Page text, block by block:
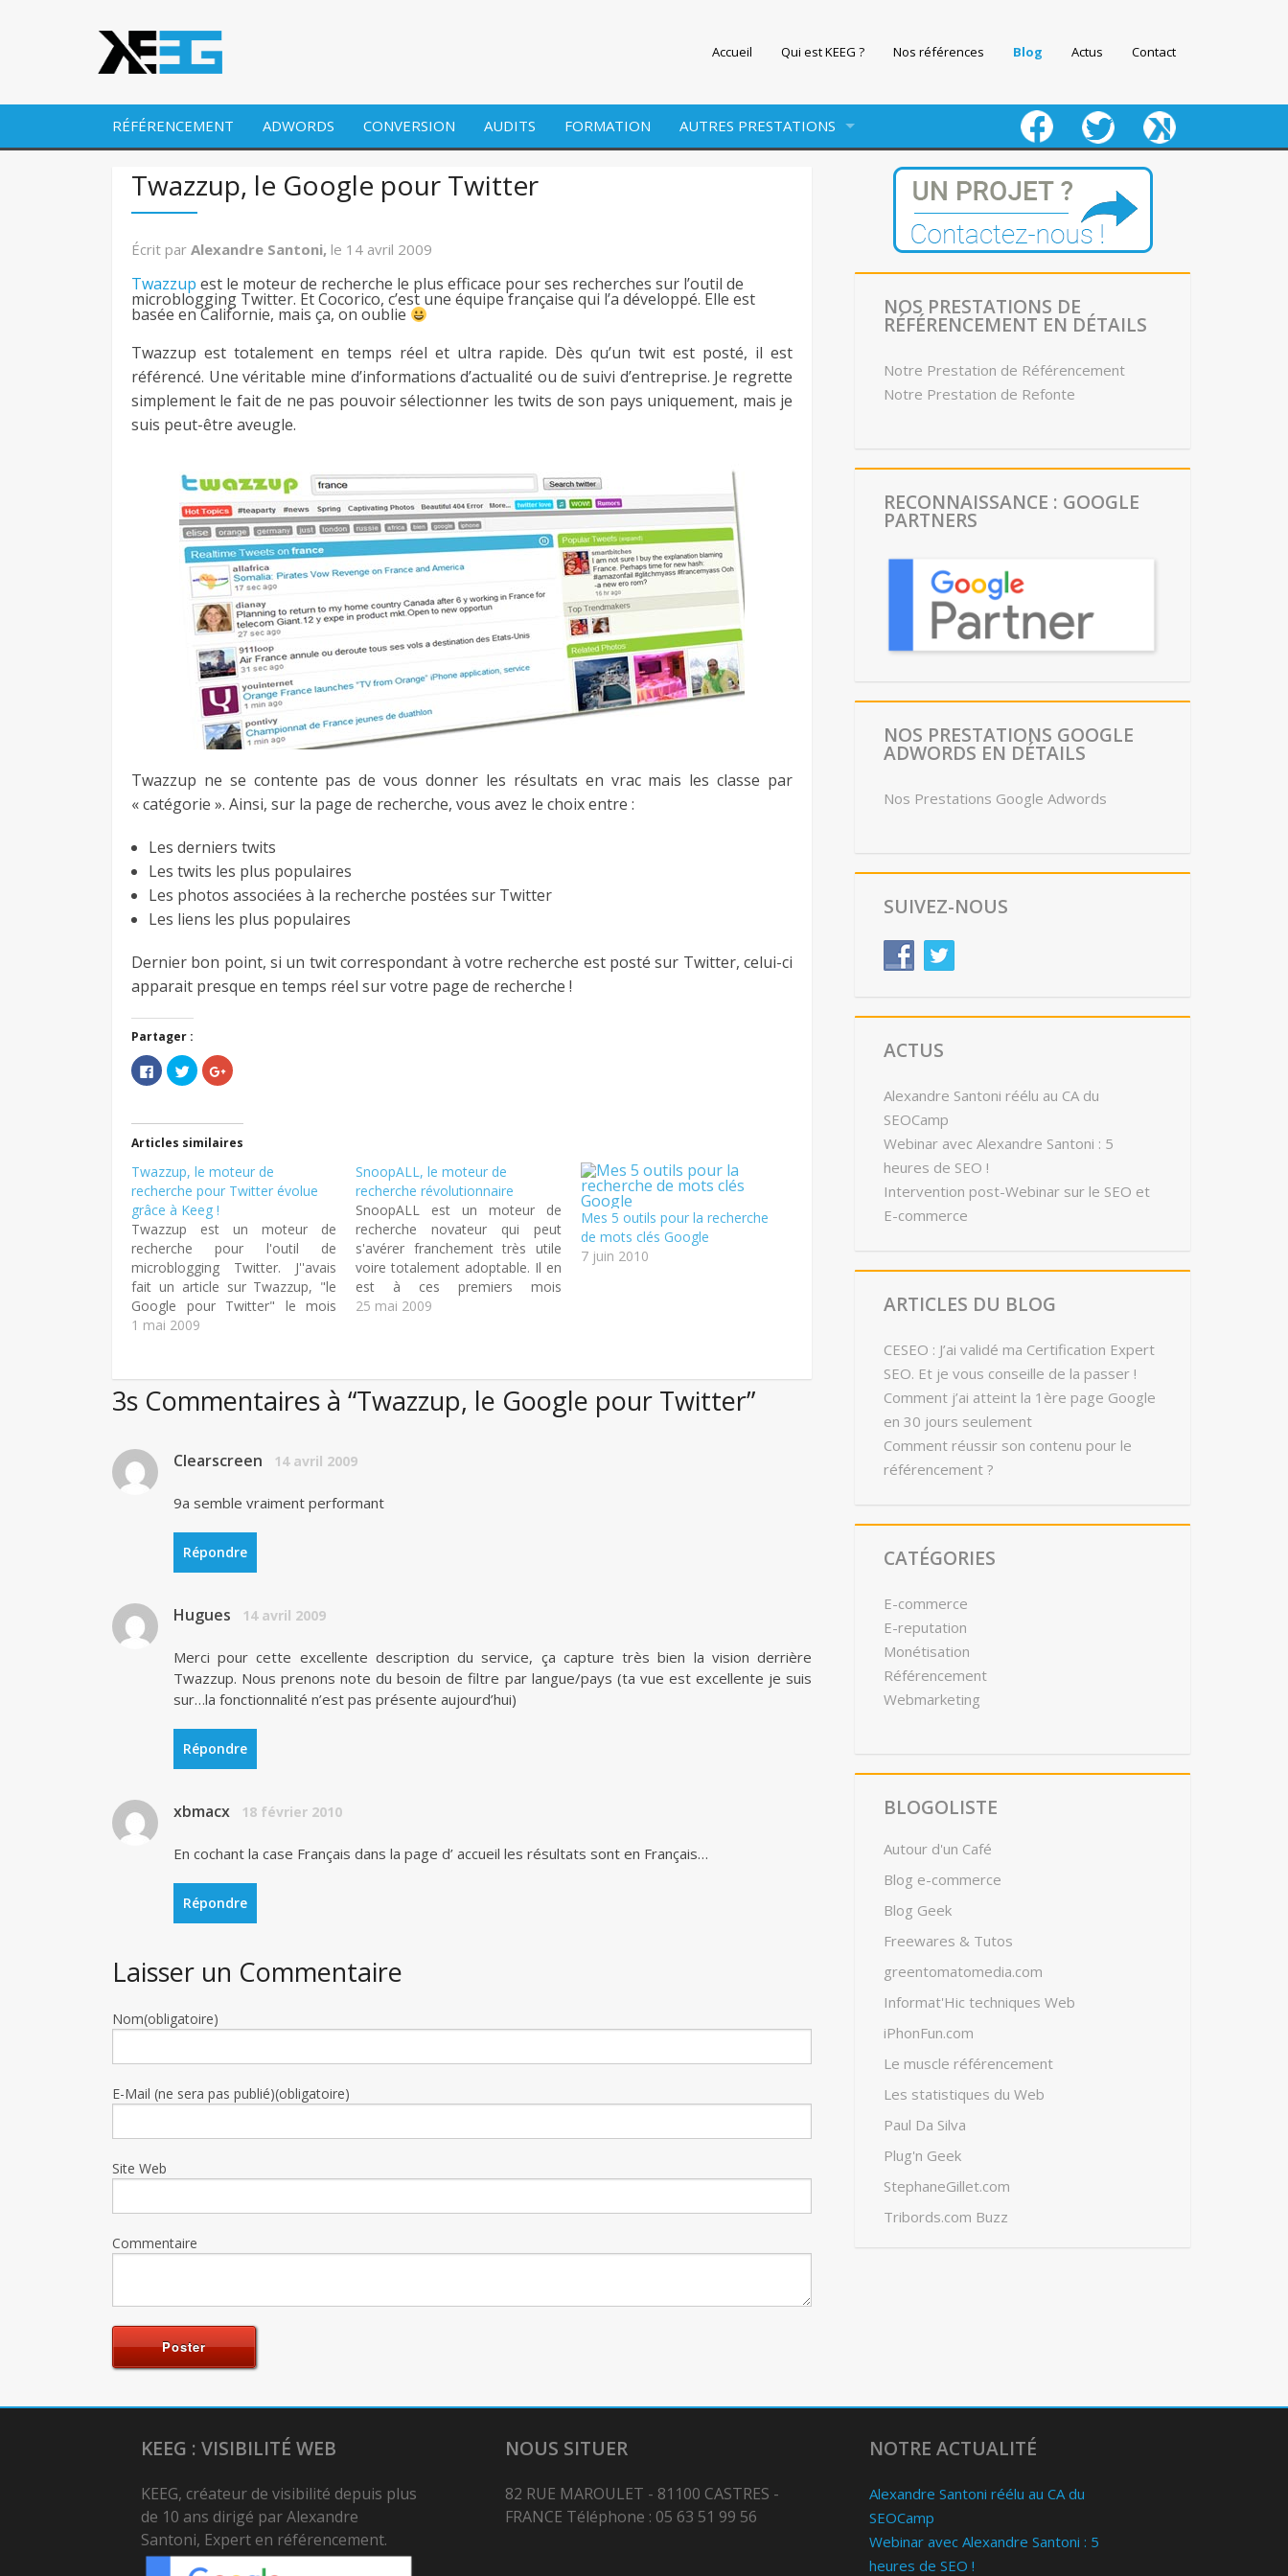
Accueil Qui est KEEG ? Nos références Blog Actus Contact
RÉFÉRENCEMENT ADWORDS CONVERSION AUDITS FORMATION AUTRES PRESTATIONS fb twitter keeg
Twazzup, le Google pour Twitter
Écrit par Alexandre Santoni, le 14 avril 2009
Twazzup est le moteur de recherche le plus efficace pour ses recherches sur l’outil de
microblogging Twitter. Et Cocorico, c’est une équipe française qui l’a développé. Elle est
basée en Californie, mais ça, on oublie
Twazzup est totalement en temps réel et ultra rapide. Dès qu’un twit est posté, il est
référencé. Une véritable mine d’informations d’actualité ou de suivi d’entreprise. Je regrette
simplement le fait de ne pas pouvoir sélectionner les twits de son pays uniquement, mais je
suis peut-être aveugle.
Twazzup ne se contente pas de vous donner les résultats en vrac mais les classe par
« catégorie ». Ainsi, sur la page de recherche, vous avez le choix entre :
Les derniers twits
Les twits les plus populaires
Les photos associées à la recherche postées sur Twitter
Les liens les plus populaires
Dernier bon point, si un twit correspondant à votre recherche est posté sur Twitter, celui-ci
apparait presque en temps réel sur votre page de recherche !
Partager :
Cliquez
pour
partager
dans
une
nouvelle
Cliquez
pour
partager
dans
une
nouvelle
Cliquez
pour
(ouvre
dans
une
fenêtre)
Articles similaires
Twazzup, le moteur de
recherche pour Twitter évolue
grâce à Keeg !
Twazzup est un moteur de
recherche pour l'outil de
microblogging Twitter. J''avais
fait un article sur Twazzup, "le
Google pour Twitter" le mois
dernier. J'avais souligné de
Réponses ultra rapides
Classement des résultats
1 mai 2009
SnoopALL, le moteur de
recherche révolutionnaire
SnoopALL est un moteur de
recherche novateur qui peut
s'avérer franchement très utile
voire totalement adoptable. Il en
est à ces premiers mois
d'existence, et ô miracle, n'est
recherche, et c'est très
appréciable. 7 catégories
différentes sont…
25 mai 2009
Mes 5 outils pour la recherche
de mots clés Google
7 juin 2010
3s Commentaires à “Twazzup, le Google pour Twitter”
Clearscreen 14 avril 2009
9a semble vraiment performant
Répondre
Hugues 14 avril 2009
Merci pour cette excellente description du service, ça capture très bien la vision derrière
Twazzup. Nous prenons note du besoin de filtre par langue/pays (ta vue est excellente je suis
sur…la fonctionnalité n’est pas présente aujourd’hui)
Répondre
xbmacx 18 février 2010
En cochant la case Français dans la page d’ accueil les résultats sont en Français…
Répondre
Laisser un Commentaire
Nom(obligatoire)
E-Mail (ne sera pas publié)(obligatoire)
Site Web
Commentaire
NOS PRESTATIONS DE
RÉFÉRENCEMENT EN DÉTAILS
Notre Prestation de Référencement
Notre Prestation de Refonte
RECONNAISSANCE : GOOGLE
PARTNERS
NOS PRESTATIONS GOOGLE
ADWORDS EN DÉTAILS
Nos Prestations Google Adwords
SUIVEZ-NOUS
ACTUS
Alexandre Santoni réélu au CA du
SEOCamp
Webinar avec Alexandre Santoni : 5
heures de SEO !
Intervention post-Webinar sur le SEO et
E-commerce
ARTICLES DU BLOG
CESEO : J’ai validé ma Certification Expert
SEO. Et je vous conseille de la passer !
Comment j’ai atteint la 1ère page Google
en 30 jours seulement
Comment réussir son contenu pour le
référencement ?
CATÉGORIES
E-commerce
E-reputation
Monétisation
Référencement
Webmarketing
BLOGOLISTE
Autour d'un Café
Blog e-commerce
Blog Geek
Freewares & Tutos
greentomatomedia.com
Informat'Hic techniques Web
iPhonFun.com
Le muscle référencement
Les statistiques du Web
Paul Da Silva
Plug'n Geek
StephaneGillet.com
Tribords.com Buzz
KEEG : VISIBILITÉ WEB
KEEG, créateur de visibilité depuis plus
de 10 ans dirigé par Alexandre
Santoni, Expert en référencement.
NOUS SITUER
82 RUE MAROULET - 81100 CASTRES -
FRANCE Téléphone : 05 63 51 99 56
NOTRE ACTUALITÉ
Alexandre Santoni réélu au CA du
SEOCamp
Webinar avec Alexandre Santoni : 5
heures de SEO !